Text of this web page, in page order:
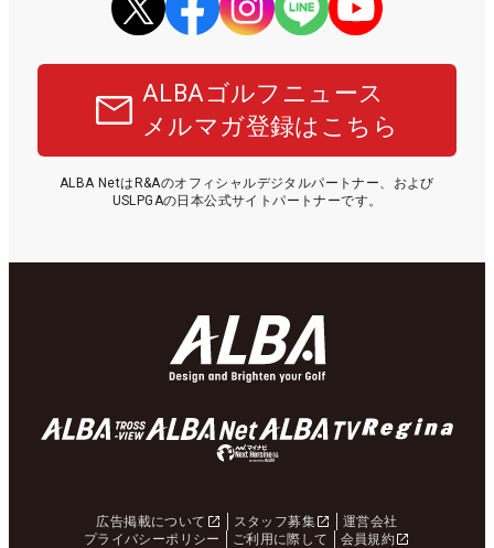
ALBAゴルフニュース
メルマガ登録はこちら
ALBA NetはR&Aのオフィシャルデジタルパートナー、および
USLPGAの日本公式サイトパートナーです。
広告掲載について スタッフ募集
運営会社
プライバシーポリシー
ご利用に際して
会員規約